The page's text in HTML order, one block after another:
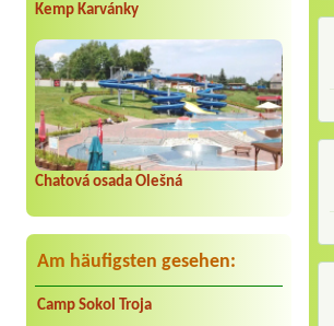
Kemp Karvánky
Chatová osada Olešná
Am häufigsten gesehen:
Camp Sokol Troja